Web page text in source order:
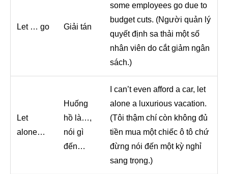
Let … go Giải tán
some employees go due to
budget cuts. (Người quản lý
quyết định sa thải một số
nhân viên do cắt giảm ngân
sách.)
Let
alone…
Huống
hồ là…,
nói gì
đến…
I can’t even afford a car, let
alone a luxurious vacation.
(Tôi thậm chí còn không đủ
tiền mua một chiếc ô tô chứ
đừng nói đến một kỳ nghỉ
sang trọng.)